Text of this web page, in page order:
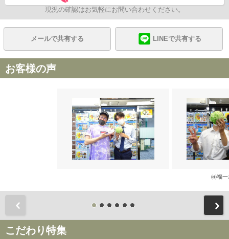
現況の確認はお気軽にお問い合わせください。
メールで共有する LINEで共有する
お客様の声
㈱福一
こだわり特集